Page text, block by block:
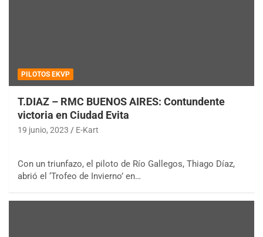
PILOTOS EKVP
T.DIAZ – RMC BUENOS AIRES: Contundente
victoria en Ciudad Evita
19 junio, 2023 E-Kart
Con un triunfazo, el piloto de Río Gallegos, Thiago Díaz,
abrió el ‘Trofeo de Invierno’ en…